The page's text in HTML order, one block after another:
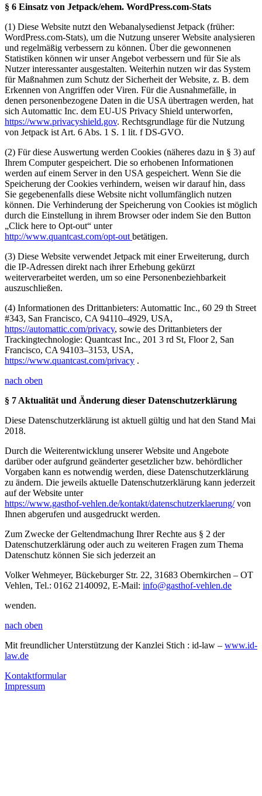
§ 6 Einsatz von Jetpack/ehem. WordPress.com-Stats
(1) Diese Website nutzt den Webanalysedienst Jetpack (früher:
WordPress.com-Stats), um die Nutzung unserer Website analysieren
und regelmäßig verbessern zu können. Über die gewonnenen
Statistiken können wir unser Angebot verbessern und für Sie als
Nutzer interessanter ausgestalten. Weiterhin nutzen wir das System
für Maßnahmen zum Schutz der Sicherheit der Website, z. B. dem
Erkennen von Angriffen oder Viren. Für die Ausnahmefälle, in
denen personenbezogene Daten in die USA übertragen werden, hat
sich Automattic Inc. dem EU-US Privacy Shield unterworfen,
https://www.privacyshield.gov. Rechtsgrundlage für die Nutzung
von Jetpack ist Art. 6 Abs. 1 S. 1 lit. f DS-GVO.
(2) Für diese Auswertung werden Cookies (näheres dazu in § 3) auf
Ihrem Computer gespeichert. Die so erhobenen Informationen
werden auf einem Server in den USA gespeichert. Wenn Sie die
Speicherung der Cookies verhindern, weisen wir darauf hin, dass
Sie gegebenenfalls diese Website nicht vollumfänglich nutzen
können. Die Verhinderung der Speicherung von Cookies ist möglich
durch die Einstellung in ihrem Browser oder indem Sie den Button
„Click here to Opt-out“ unter
http://www.quantcast.com/opt-out betätigen.
(3) Diese Website verwendet Jetpack mit einer Erweiterung, durch
die IP-Adressen direkt nach ihrer Erhebung gekürzt
weiterverarbeitet werden, um so eine Personenbeziehbarkeit
auszuschließen.
(4) Informationen des Drittanbieters: Automattic Inc., 60 29 th Street
#343, San Francisco, CA 94110–4929, USA,
https://automattic.com/privacy, sowie des Drittanbieters der
Trackingtechnologie: Quantcast Inc., 201 3 rd St, Floor 2, San
Francisco, CA 94103–3153, USA,
https://www.quantcast.com/privacy .
nach oben
§ 7 Aktualität und Änderung dieser Datenschutzerklärung
Diese Datenschutzerklärung ist aktuell gültig und hat den Stand Mai
2018.
Durch die Weiterentwicklung unserer Website und Angebote
darüber oder aufgrund geänderter gesetzlicher bzw. behördlicher
Vorgaben kann es notwendig werden, diese Datenschutzerklärung
zu ändern. Die jeweils aktuelle Datenschutzerklärung kann jederzeit
auf der Website unter
https://www.gasthof-vehlen.de/kontakt/datenschutzerklaerung/von
Ihnen abgerufen und ausgedruckt werden.
Zum Zwecke der Geltendmachung Ihrer Rechte aus § 2 der
Datenschutzerklärung oder auch zu weiteren Fragen zum Thema
Datenschutz können Sie sich jederzeit an
Volker Wehmeyer, Bückeburger Str. 22, 31683 Obernkirchen – OT
Vehlen, Tel.: 0162 2140092, E-Mail: info@gasthof-vehlen.de
wenden.
nach oben
Mit freundlicher Unterstützung der Kanzlei Stich : id-law – www.id-
law.de
Kontaktformular
Impressum